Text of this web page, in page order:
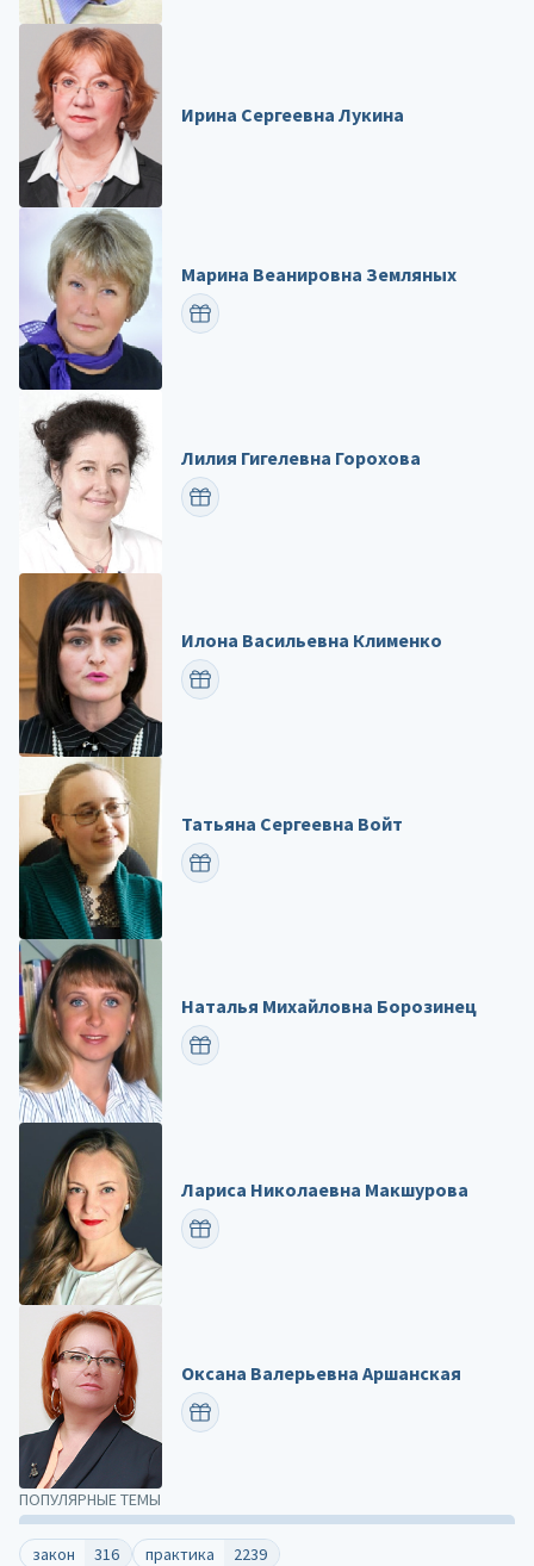
ПОПУЛЯРНЫЕ ТЕМЫ
закон 316 практика
2239
Ирина Сергеевна Лукина
Марина Веанировна Земляных
ПОЗДРАВИТЬ
Лилия Гигелевна Горохова
ПОЗДРАВИТЬ
Илона Васильевна Клименко
ПОЗДРАВИТЬ
Татьяна Сергеевна Войт
ПОЗДРАВИТЬ
Наталья Михайловна Борозинец
ПОЗДРАВИТЬ
Лариса Николаевна Макшурова
ПОЗДРАВИТЬ
Оксана Валерьевна Аршанская
ПОЗДРАВИТЬ